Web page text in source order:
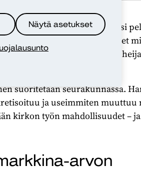
Näytä asetukset
mikä voi tuntua aluksi
kuuluvat erilaiset
uskonnolliset kielet. Tämä
suoritetaan seurakunnassa.
ja useimmiten muuttuu
kirkon työn mahdollisuudet –
arvon